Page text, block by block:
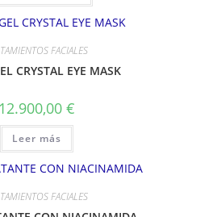
FACIALES
CRYSTAL EYE MASK
12.900,00 €
Leer más
FACIALES